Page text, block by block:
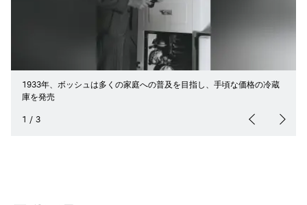
1933年、ボッシュは多くの家庭への普及を目指し、手頃な価格の冷蔵
庫を発売
1 / 3